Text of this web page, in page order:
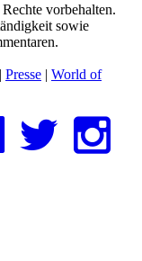
vorbehalten.
sowie
| Presse | World of